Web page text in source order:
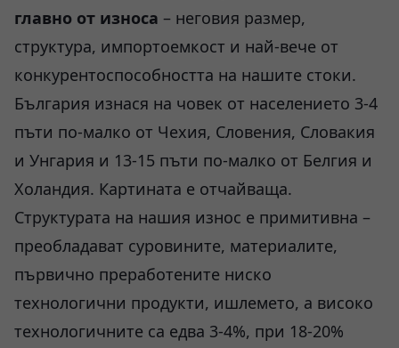
главно от износа – неговия размер,
структура, импортоемкост и най-вече от
конкурентоспособността на нашите стоки.
България изнася на човек от населението 3-4
пъти по-малко от Чехия, Словения, Словакия
и Унгария и 13-15 пъти по-малко от Белгия и
Холандия. Картината е отчайваща.
Структурата на нашия износ е примитивна –
преобладават суровините, материалите,
първично преработените ниско
технологични продукти, ишлемето, а високо
технологичните са едва 3-4%, при 18-20%